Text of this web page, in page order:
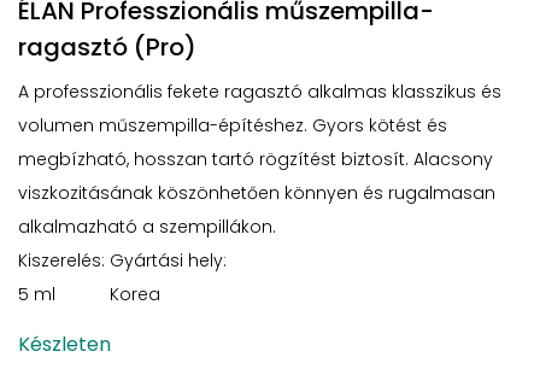
ÉLAN Professzionális műszempilla-
ragasztó (Pro)
A professzionális fekete ragasztó alkalmas klasszikus és
volumen műszempilla-építéshez. Gyors kötést és
megbízható, hosszan tartó rögzítést biztosít. Alacsony
viszkozitásának köszönhetően könnyen és rugalmasan
alkalmazható a szempillákon.
Kiszerelés:
5 ml
Gyártási hely:
Korea
Készleten